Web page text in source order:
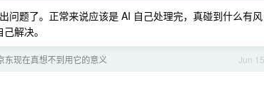
问题了。正常来说应该是 AI 自己处理完，真碰到什么有风
解决。
Jun 15
东现在真想不到用它的意义